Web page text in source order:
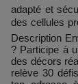
adapté et
des cellules
Description
? Participe à
des décors
relève 30